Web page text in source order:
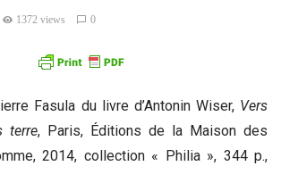
1372 views 0
Fasula du livre d’Antonin Wiser, Vers
terre, Paris, Éditions de la Maison des
2014, collection « Philia », 344 p.,